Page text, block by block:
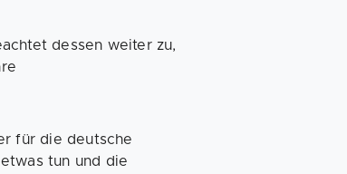
dessen weiter zu,
für die deutsche
tun und die